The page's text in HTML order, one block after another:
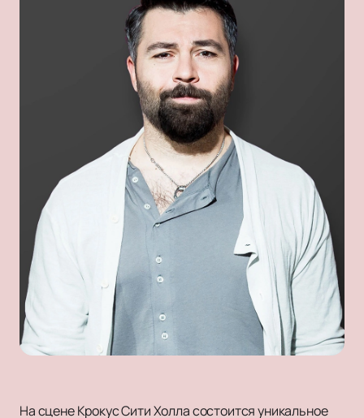
На сцене Крокус Сити Холла состоится уникальное